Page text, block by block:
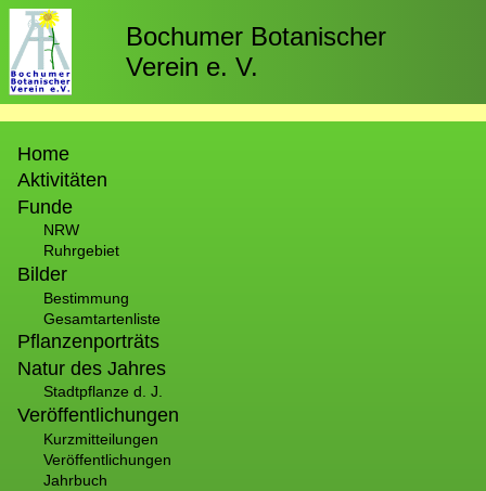
Direkt
zum
Inhalt
Bochumer Botanischer
Verein e. V.
Home
Aktivitäten
Funde
NRW
Ruhrgebiet
Bilder
Bestimmung
Gesamtartenliste
Pflanzenporträts
Natur des Jahres
Stadtpflanze d. J.
Veröffentlichungen
Kurzmitteilungen
Veröffentlichungen
Jahrbuch